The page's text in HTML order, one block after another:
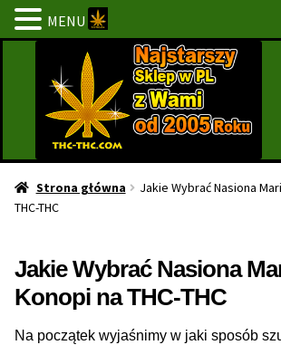
nawigacji
treści
Strona Główna
NOWOŚCI
PROMOCJE
Strona główna
Jakie Wybrać Nasiona
THC-THC
Jakie Wybrać Nasiona
Konopi na THC-THC
Na początek wyjaśnimy w jaki sposób
MENU